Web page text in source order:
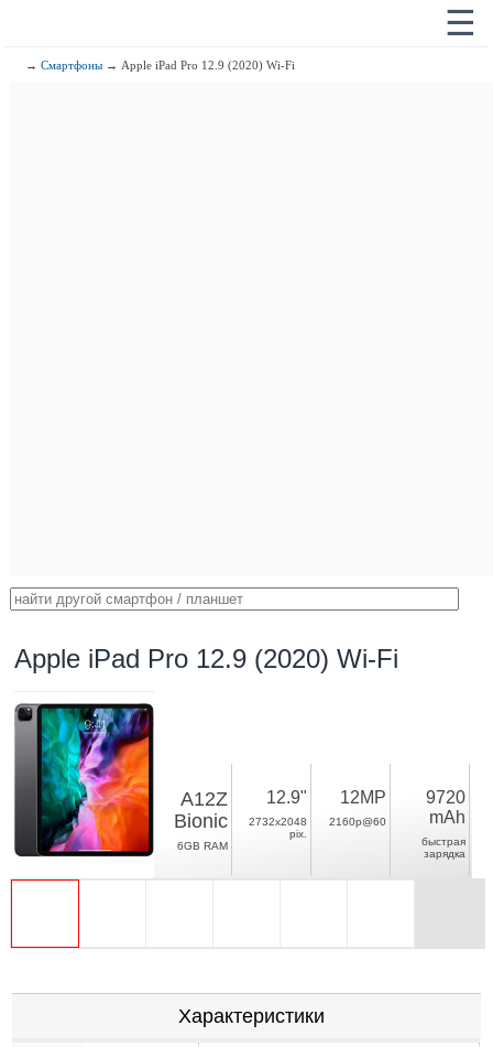
☰
→Смартфоны → Apple iPad Pro 12.9 (2020) Wi-Fi
Apple iPad Pro 12.9 (2020) Wi-Fi
A12Z
Bionic
6GB RAM
12.9"
2732x2048
pix.
12MP
2160p@60
9720
mAh
быстрая
зарядка
Характеристики